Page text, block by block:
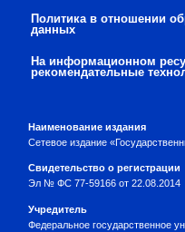
Политика в отношении
данных
На информационном
рекомендательные
Наименование издания
Сетевое издание
Свидетельство о регистрации
Эл № ФС 77-59166 от 22.08.2014
Учредитель
Федеральное государственное